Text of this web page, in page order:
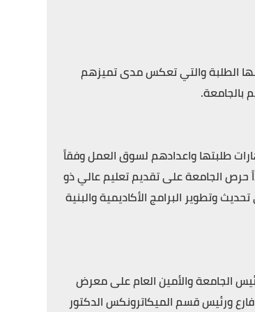
الطلبة والتي تعكس مدى تميزهم
بالجامعة.
طلبتها واعدادهم لسوق العمل وفقاً
حرص الجامعة على تقديم تعليم عالي ذو
وتطوير البرامج الأكاديمية والبنية
الجامعة والأمين العام على معرض
ورئيس قسم الميكاترونكس الدكتور